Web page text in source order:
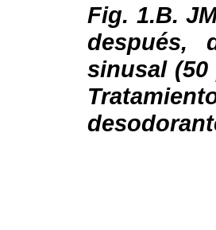
Fig. 1.B.
después,
sinusal (50